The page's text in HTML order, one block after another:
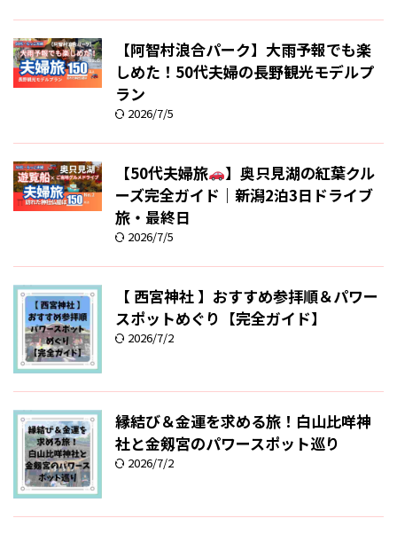
【阿智村浪合パーク】大雨予報でも楽
しめた！50代夫婦の長野観光モデルプ
ラン
2026/7/5
【50代夫婦旅
】奥只見湖の紅葉クル
ーズ完全ガイド｜新潟2泊3日ドライブ
旅・最終日
2026/7/5
【 西宮神社 】おすすめ参拝順＆パワー
スポットめぐり【完全ガイド】
2026/7/2
縁結び＆金運を求める旅！白山比咩神
社と金剱宮のパワースポット巡り
2026/7/2